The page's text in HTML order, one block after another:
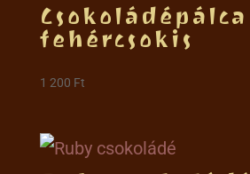
Csokoládépálca
fehércsokis
1 200 Ft